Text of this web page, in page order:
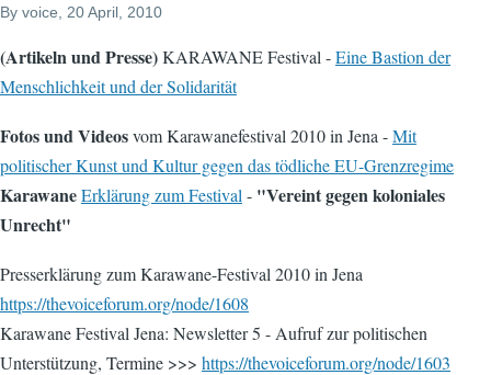
By voice , 20 April, 2010
(Artikeln und Presse)KARAWANE Festival -Eine Bastion der
Menschlichkeit und der Solidarität
Fotos und Videosvom Karawanefestival 2010 in Jena -Mit
politischer Kunst und Kultur gegen das tödliche EU-Grenzregime
KarawaneErklärung zum Festival - "Vereint gegen koloniales
Unrecht"
Presserklärung zum Karawane-Festival 2010 in Jena
https://thevoiceforum.org/node/1608
Karawane Festival Jena: Newsletter 5 - Aufruf zur politischen
Unterstützung, Termine >>> https://thevoiceforum.org/node/1603